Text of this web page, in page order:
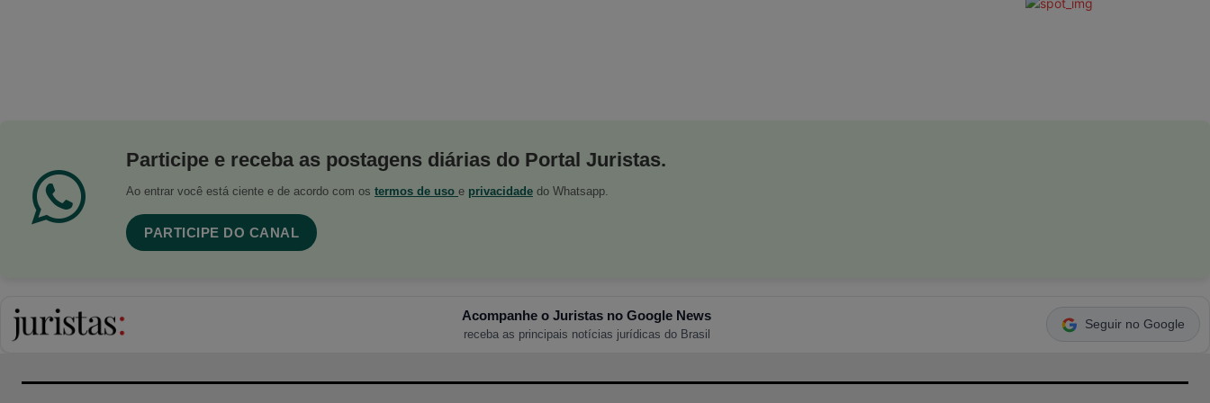
Participe e receba as postagens diárias do Portal Juristas.
Ao entrar você está ciente e de acordo com os termos de uso e privacidade do Whatsapp.
PARTICIPE DO CANAL
Acompanhe o Juristas no Google News
receba as principais notícias jurídicas do Brasil
Seguir no Google